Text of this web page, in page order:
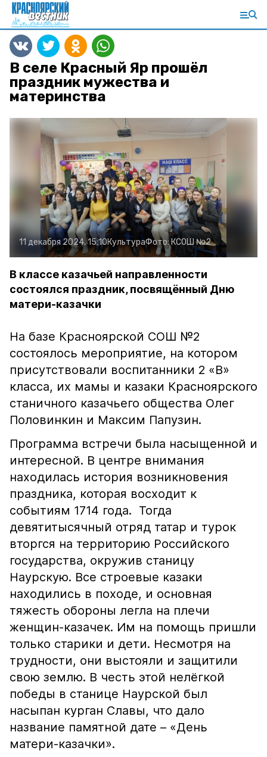
В селе Красный Яр прошёл
праздник мужества и
материнства
11 декабря 2024, 15:10КультураФото: КСОШ №2
В классе казачьей направленности
состоялся праздник, посвящённый Дню
матери-казачки
На базе Красноярской СОШ №2
состоялось мероприятие, на котором
присутствовали воспитанники 2 «В»
класса, их мамы и казаки Красноярского
станичного казачьего общества Олег
Половинкин и Максим Папузин.
Программа встречи была насыщенной и
интересной. В центре внимания
находилась история возникновения
праздника, которая восходит к
событиям 1714 года. Тогда
девятитысячный отряд татар и турок
вторгся на территорию Российского
государства, окружив станицу
Наурскую. Все строевые казаки
находились в походе, и основная
тяжесть обороны легла на плечи
женщин-казачек. Им на помощь пришли
только старики и дети. Несмотря на
трудности, они выстояли и защитили
свою землю. В честь этой нелёгкой
победы в станице Наурской был
насыпан курган Славы, что дало
название памятной дате – «День
матери-казачки».